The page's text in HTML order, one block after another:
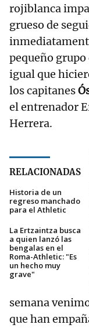
rojiblanca
grueso de
pequeño grupo
igual que
los capitanes
el entrenador
Herrera.
RELACIONADAS
Historia de un
regreso manchado
para el Athletic
La Ertzaintza busca
a quien lanzó las
bengalas en el
Roma-Athletic: "Es
un hecho muy
grave"
semana
que han